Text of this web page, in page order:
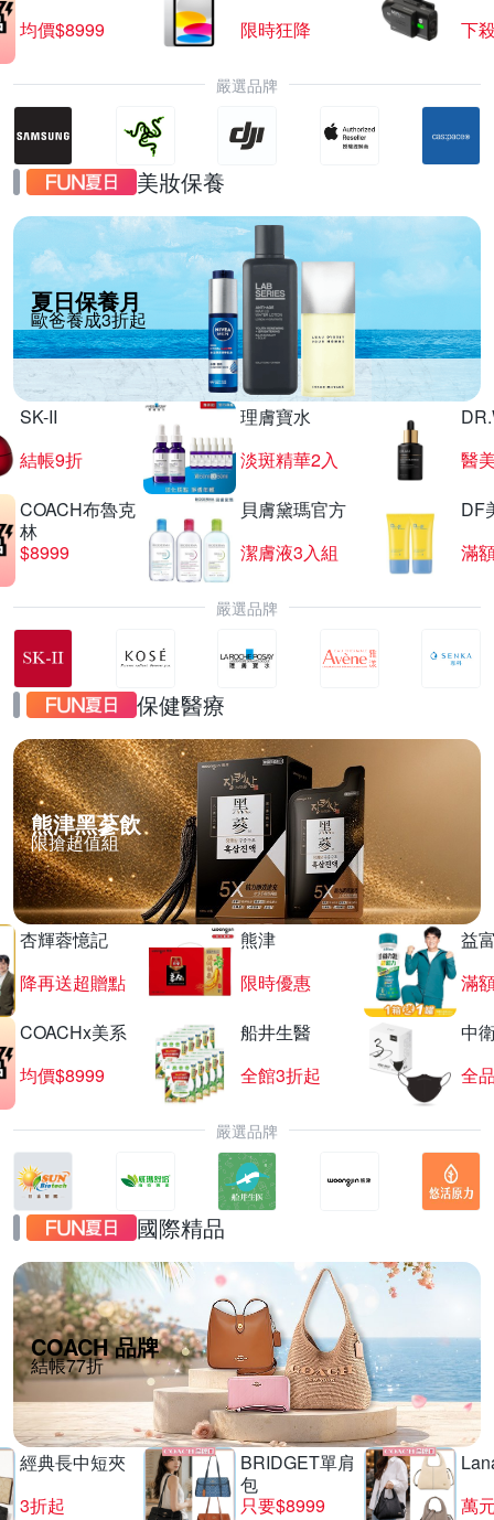
均價$8999
限時狂降
下
嚴選品牌
美妝保養
夏日保養月
歐爸養成3折起
SK-II
結帳9折
理膚寶水
淡斑精華2入
醫
COACH布魯克
林
$8999
貝膚黛瑪官方
潔膚液3入組
DF
滿
嚴選品牌
保健醫療
熊津黑蔘飲
限搶超值組
杏輝蓉憶記
降再送超贈點
熊津
限時優惠
益
滿
COACHx美系
均價$8999
船井生醫
全館3折起
中
全
嚴選品牌
國際精品
COACH 品牌
結帳77折
經典長中短夾
3折起
BRIDGET單肩
包
只要$8999
萬